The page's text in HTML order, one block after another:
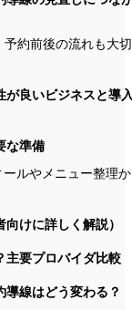
約前後の流れも大
が良いビジネスと導
な準備
ールやメニュー整理
けに詳しく解説）
主要プロバイダ比較
導線はどう変わる？